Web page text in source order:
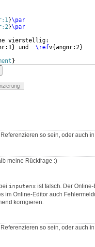
}\par
}\par
vierstellig:
} und \refv{angnr:2}
}
so sein, oder auch in
meine Rückfrage :)
inputenx ist falsch. Der
im Online-Editor auch
korrigieren.
so sein, oder auch